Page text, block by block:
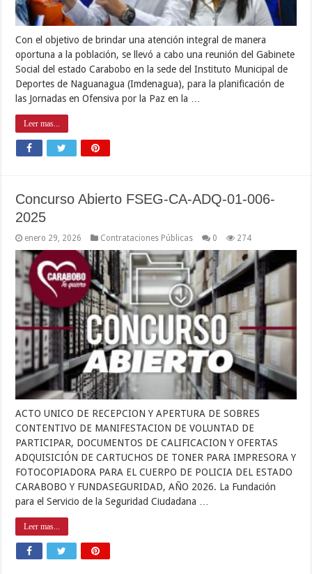
Con el objetivo de brindar una atención integral de manera
oportuna a la población, se llevó a cabo una reunión del Gabinete
Social del estado Carabobo en la sede del Instituto Municipal de
Deportes de Naguanagua (Imdenagua), para la planificación de
las Jornadas en Ofensiva por la Paz en la …
Leer mas...
Concurso Abierto FSEG-CA-ADQ-01-006-
2025
enero 29, 2026 Contrataciones Públicas 0 274
ACTO UNICO DE RECEPCION Y APERTURA DE SOBRES
CONTENTIVO DE MANIFESTACION DE VOLUNTAD DE
PARTICIPAR, DOCUMENTOS DE CALIFICACION Y OFERTAS
ADQUISICIÓN DE CARTUCHOS DE TONER PARA IMPRESORA Y
FOTOCOPIADORA PARA EL CUERPO DE POLICIA DEL ESTADO
CARABOBO Y FUNDASEGURIDAD, AÑO 2026. La Fundación
para el Servicio de la Seguridad Ciudadana …
Leer mas...